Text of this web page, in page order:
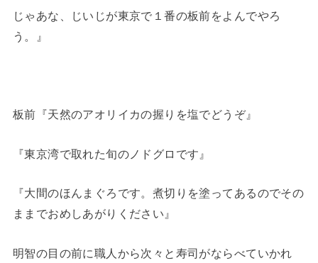
じゃあな、じいじが東京で１番の板前をよんでやろ
う。』
板前『天然のアオリイカの握りを塩でどうぞ』
『東京湾で取れた旬のノドグロです』
『大間のほんまぐろです。煮切りを塗ってあるのでその
ままでおめしあがりください』
明智の目の前に職人から次々と寿司がならべていかれ